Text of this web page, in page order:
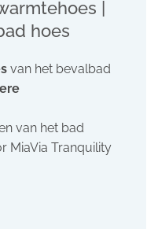
|
hoes
van het bevalbad
van het bad
MiaVia Tranquility